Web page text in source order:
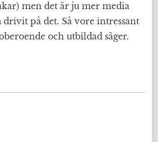
men det är ju mer media
på det. Så vore intressant
och utbildad säger.